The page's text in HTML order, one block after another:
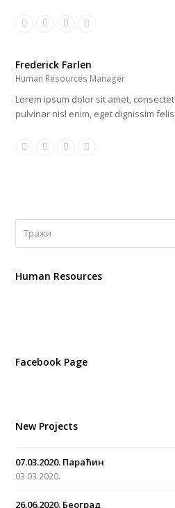
Twitter Facebook
Linkedin
Frederick Farlen
Human Resources Manager
Lorem ipsum dolor sit amet,
pulvinar nisl enim, eget dignissim
Twitter Facebook
Linkedin
Human Resources
Facebook Page
New Projects
07.03.2020. Параћин
03.03.2020.
26.06.2020. Београд